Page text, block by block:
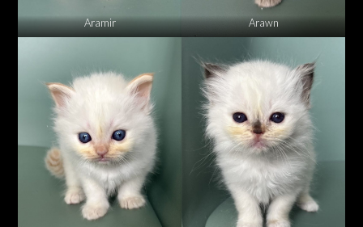
Aramir Arawn